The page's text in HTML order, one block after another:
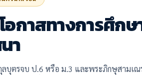
อกาสทางการศึก
า
ลบุตรจบ ป.6 หรือ ม.3 และพระภิกษุสามเ